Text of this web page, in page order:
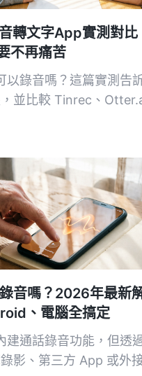
轉文字App實測對
不再痛苦
以錄音嗎？這篇實測告
並比較 Tinrec、
音嗎？2026年最新
、電腦全搞定
建通話錄音功能，但透
影、第三方 App 或外